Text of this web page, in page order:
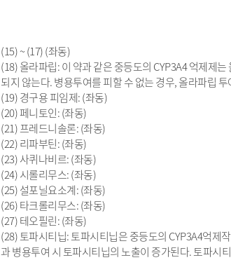
(15) ~ (17) (좌동)
(18) 올라파립: 이 약과 같은 중등도의 CYP3A4 억제제
되지 않는다. 병용투여를 피할 수 없는 경우, 올라파립
(19) 경구용 피임제: (좌동)
(20) 페니토인: (좌동)
(21) 프레드니솔론: (좌동)
(22) 리파부틴: (좌동)
(23) 사퀴나비르: (좌동)
(24) 시롤리무스: (좌동)
(25) 설포닐요소계: (좌동)
(26) 타크롤리무스: (좌동)
(27) 테오필린: (좌동)
(28) 토파시티닙: 토파시티닙은 중등도의 CYP3A4억제
과 병용투여 시 토파시티닙의 노출이 증가된다. 토파시